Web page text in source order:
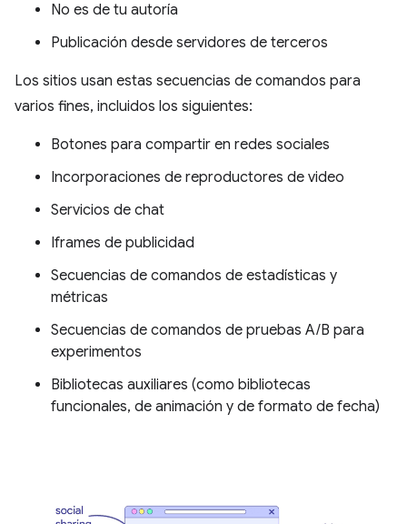
No es de tu autoría
Publicación desde servidores de terceros
Los sitios usan estas secuencias de comandos para
varios fines, incluidos los siguientes:
Botones para compartir en redes sociales
Incorporaciones de reproductores de video
Servicios de chat
Iframes de publicidad
Secuencias de comandos de estadísticas y
métricas
Secuencias de comandos de pruebas A/B para
experimentos
Bibliotecas auxiliares (como bibliotecas
funcionales, de animación y de formato de fecha)